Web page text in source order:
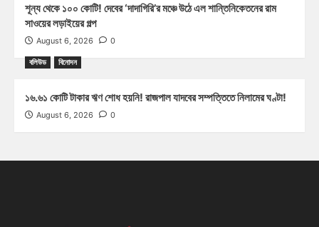
শূন্য থেকে ১০০ কোটি! দেবের ‘দাদাগিরি’র মঞ্চে উঠে এল শান্তিনিকেতনের রাম
সাওয়ের লড়াইয়ের গল্প
August 6, 2026 0
বলিউড বিনোদন
১৬.৬১ কোটি টাকার ঋণ শোধ হয়নি! রাজপাল যাদবের সম্পত্তিতে নিলামের ঘণ্টা!
August 6, 2026 0